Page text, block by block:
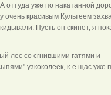
уже по накатанной
красивым Культеем
Пусть он скинет, я
лес со сгнившими гатями и
узкоколеек, к-е щас уже